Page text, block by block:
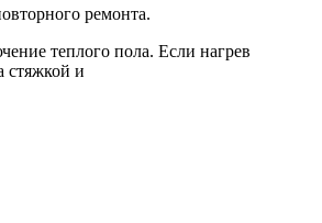
ремонта.
теплого пола. Если нагрев
стяжкой и